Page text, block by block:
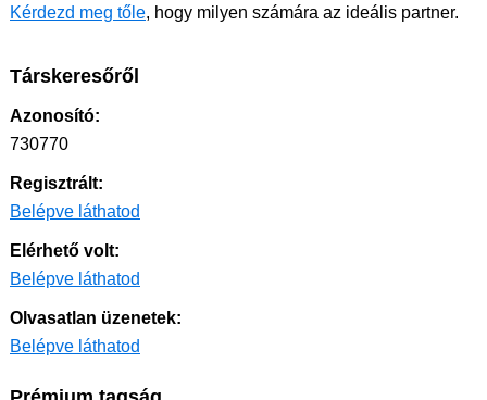
Kérdezd meg tőle, hogy milyen számára az ideális partner.
Társkeresőről
Azonosító:
730770
Regisztrált:
Belépve láthatod
Elérhető volt:
Belépve láthatod
Olvasatlan üzenetek:
Belépve láthatod